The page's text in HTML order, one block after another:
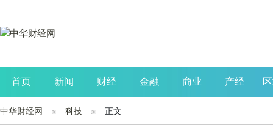
首页 新闻 财经 金融 商业 产经
公司 生活 读书
中华财经网 科技 正文